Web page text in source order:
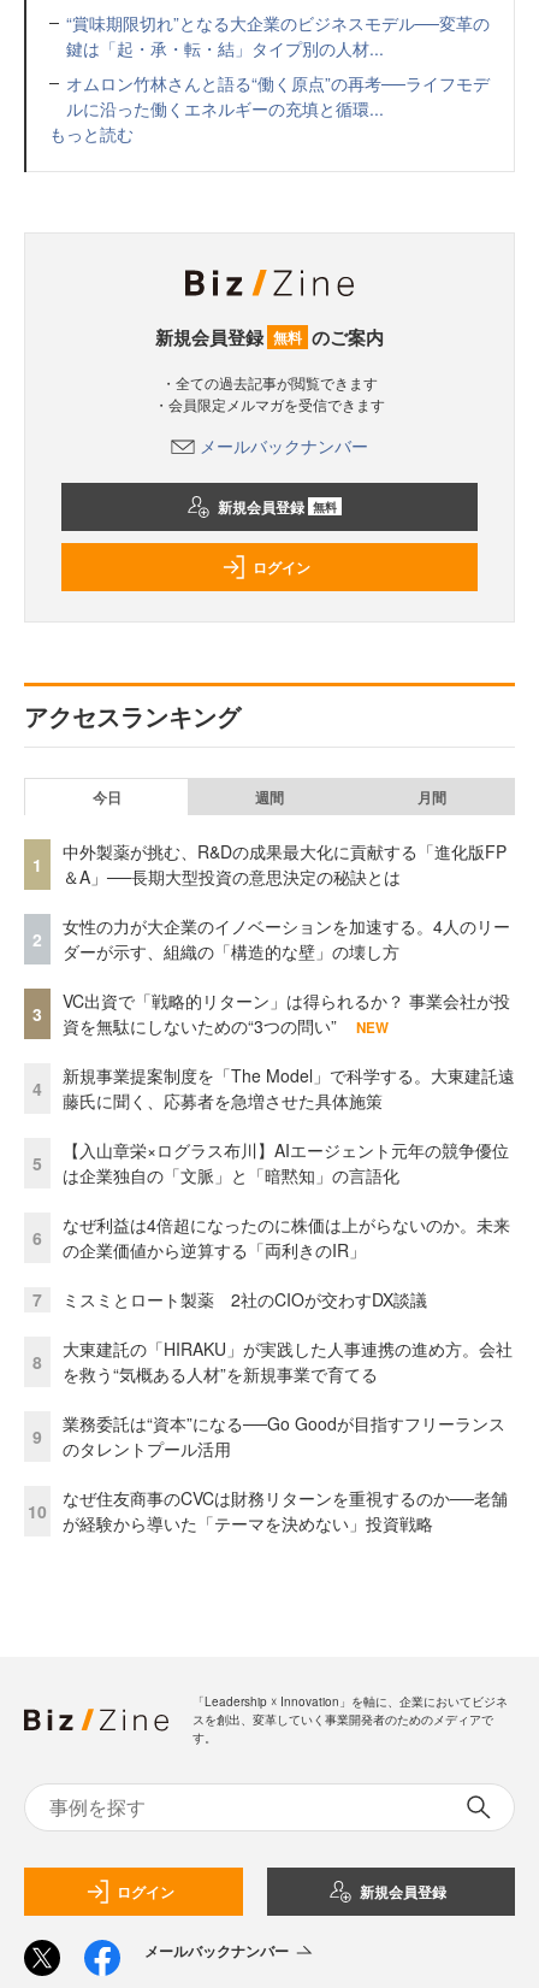
“賞味期限切れ”となる大企業のビジネスモデル──変革の
鍵は「起・承・転・結」タイプ別の人材...
オムロン竹林さんと語る“働く原点”の再考──ライフモデ
ルに沿った働くエネルギーの充填と循環...
もっと読む
新規会員登録 無料 のご案内
・全ての過去記事が閲覧できます
・会員限定メルマガを受信できます
メールバックナンバー
新規会員登録 無料
ログイン
アクセスランキング
今日 週間 月間
1
中外製薬が挑む、R&Dの成果最大化に貢献する「進化版FP
＆A」──長期大型投資の意思決定の秘訣とは
2
女性の力が大企業のイノベーションを加速する。4人のリー
ダーが示す、組織の「構造的な壁」の壊し方
3
VC出資で「戦略的リターン」は得られるか？ 事業会社が投
資を無駄にしないための“3つの問い”
NEW
4
新規事業提案制度を「The Model」で科学する。大東建託遠
藤氏に聞く、応募者を急増させた具体施策
5
【入山章栄×ログラス布川】AIエージェント元年の競争優位
は企業独自の「文脈」と「暗黙知」の言語化
6
なぜ利益は4倍超になったのに株価は上がらないのか。未来
の企業価値から逆算する「両利きのIR」
7 ミスミとロート製薬 2社のCIOが交わすDX談議
8
大東建託の「HIRAKU」が実践した人事連携の進め方。会社
を救う“気概ある人材”を新規事業で育てる
9
業務委託は“資本”になる──Go Goodが目指すフリーランス
のタレントプール活用
10
なぜ住友商事のCVCは財務リターンを重視するのか──老舗
が経験から導いた「テーマを決めない」投資戦略
「Leadership ☓ Innovation」を軸に、企業においてビジネ
スを創出、変革していく事業開発者のためのメディアで
す。
ログイン 新規会員登録
メールバックナンバー